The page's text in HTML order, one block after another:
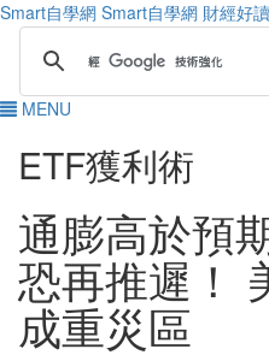
Smart自學網 Smart自學網 財經好讀
MENU
ETF獲利術
通膨高於預
恐再推遲！
成重災區